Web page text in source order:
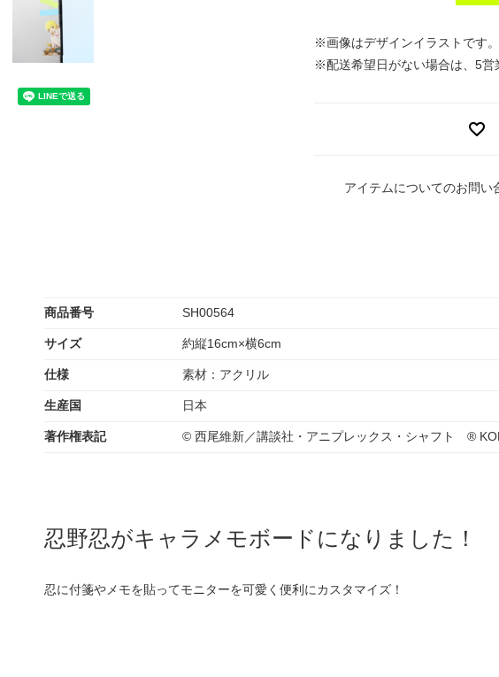
※画像はデザインイラストです
※配送希望日がない場合は、5営
アイテムについてのお問い
商品番号 SH00564
サイズ 約縦16cm×横6cm
仕様 素材：アクリル
生産国 日本
著作権表記 © 西尾維新／講談社・アニプレックス・シャフト ®
忍野忍がキャラメモボードになりました！
忍に付箋やメモを貼ってモニターを可愛く便利にカスタマイズ！